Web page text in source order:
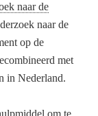
naar de
naar de
op de
met
in Nederland.
om te